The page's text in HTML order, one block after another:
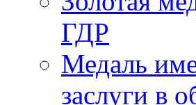
ГДР
Медаль
заслуги в